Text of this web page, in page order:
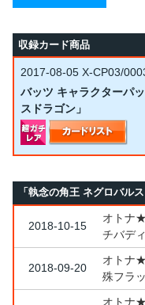
収録カード商品
2017-08-05 X-CP03/
バッツ キャラクターパ
スドラゴン」
「執念の角王 ネグロバル
2018-10-15
オトナ
チバデ
2018-09-20
オトナ
殊フラ
オトナ